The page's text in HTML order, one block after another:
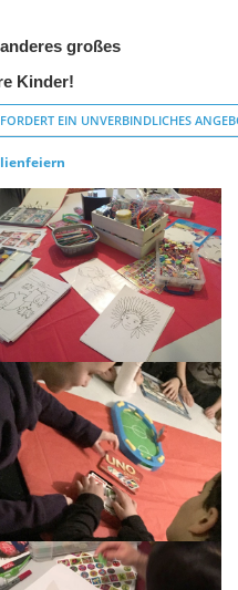
großes
Kinder!
EIN UNVERBINDLICHES